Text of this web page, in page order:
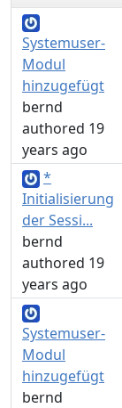
Systemuser-
Modul
hinzugefügt
bernd
authored 19
years ago
*
Initialisierung
der Sessi...
bernd
authored 19
years ago
Systemuser-
Modul
hinzugefügt
bernd